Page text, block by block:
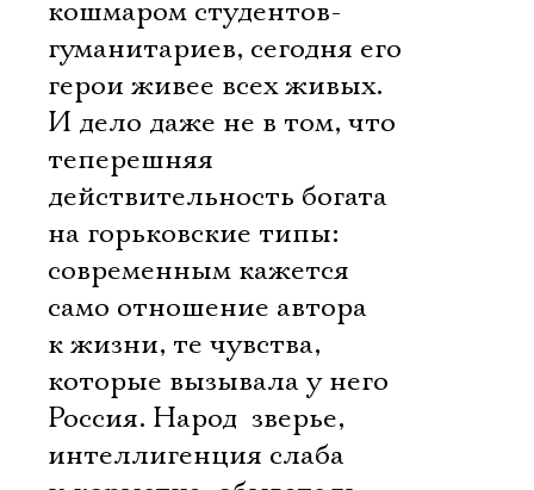
кошмаром студентов-
гуманитариев, сегодня его
герои живее всех живых.
И дело даже не в том, что
теперешняя
действительность богата
на горьковские типы:
современным кажется
само отношение автора
к жизни, те чувства,
которые вызывала у него
Россия. Народ  зверье,
интеллигенция слаба